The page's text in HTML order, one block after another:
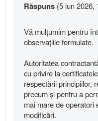
Răspuns (5 iun 2026,
Vă mulțumim pentru
observațiile formulate.
Autoritatea
cu privire la
respectării principiilor,
precum și pentru a
mai mare de operatori
modificări.